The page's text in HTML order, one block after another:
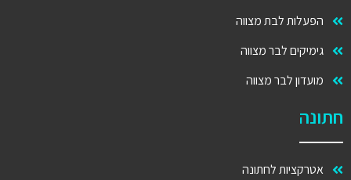
הפעלות לבת מצווה
גימיקים לבר מצווה
מועדון לבר מצווה
חתונה
אטרקציות לחתונה